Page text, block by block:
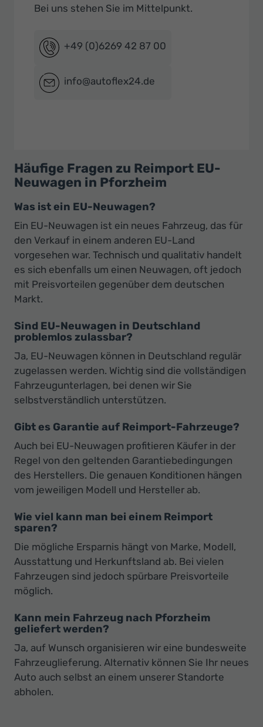
Bei uns stehen Sie im Mittelpunkt.
+49 (0)6269 42 87 00
info@autoflex24.de
Häufige Fragen zu Reimport EU-
Neuwagen in Pforzheim
Was ist ein EU-Neuwagen?
Ein EU-Neuwagen ist ein neues Fahrzeug, das für
den Verkauf in einem anderen EU-Land
vorgesehen war. Technisch und qualitativ handelt
es sich ebenfalls um einen Neuwagen, oft jedoch
mit Preisvorteilen gegenüber dem deutschen
Markt.
Sind EU-Neuwagen in Deutschland
problemlos zulassbar?
Ja, EU-Neuwagen können in Deutschland regulär
zugelassen werden. Wichtig sind die vollständigen
Fahrzeugunterlagen, bei denen wir Sie
selbstverständlich unterstützen.
Gibt es Garantie auf Reimport-Fahrzeuge?
Auch bei EU-Neuwagen profitieren Käufer in der
Regel von den geltenden Garantiebedingungen
des Herstellers. Die genauen Konditionen hängen
vom jeweiligen Modell und Hersteller ab.
Wie viel kann man bei einem Reimport
sparen?
Die mögliche Ersparnis hängt von Marke, Modell,
Ausstattung und Herkunftsland ab. Bei vielen
Fahrzeugen sind jedoch spürbare Preisvorteile
möglich.
Kann mein Fahrzeug nach Pforzheim
geliefert werden?
Ja, auf Wunsch organisieren wir eine bundesweite
Fahrzeuglieferung. Alternativ können Sie Ihr neues
Auto auch selbst an einem unserer Standorte
abholen.